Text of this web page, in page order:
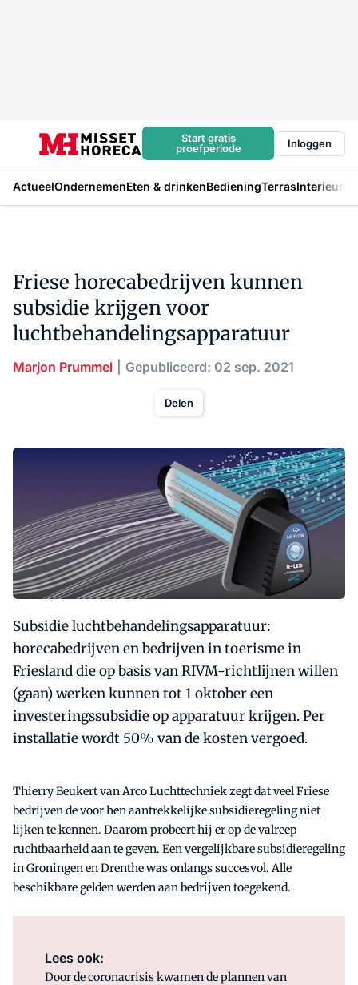
Start gratis
proefperiode
Inloggen
ActueelOndernemenEten & drinkenBedieningTerrasInterieur
Friese horecabedrijven kunnen
subsidie krijgen voor
luchtbehandelingsapparatuur
Marjon Prummel Gepubliceerd: 02 sep. 2021
Delen
Subsidie luchtbehandelingsapparatuur:
horecabedrijven en bedrijven in toerisme in
Friesland die op basis van RIVM-richtlijnen willen
(gaan) werken kunnen tot 1 oktober een
investeringssubsidie op apparatuur krijgen. Per
installatie wordt 50% van de kosten vergoed.
Thierry Beukert van Arco Luchttechniek zegt dat veel Friese
bedrijven de voor hen aantrekkelijke subsidieregeling niet
lijken te kennen. Daarom probeert hij er op de valreep
ruchtbaarheid aan te geven. Een vergelijkbare subsidieregeling
in Groningen en Drenthe was onlangs succesvol. Alle
beschikbare gelden werden aan bedrijven toegekend.
Lees ook:
Door de coronacrisis kwamen de plannen van